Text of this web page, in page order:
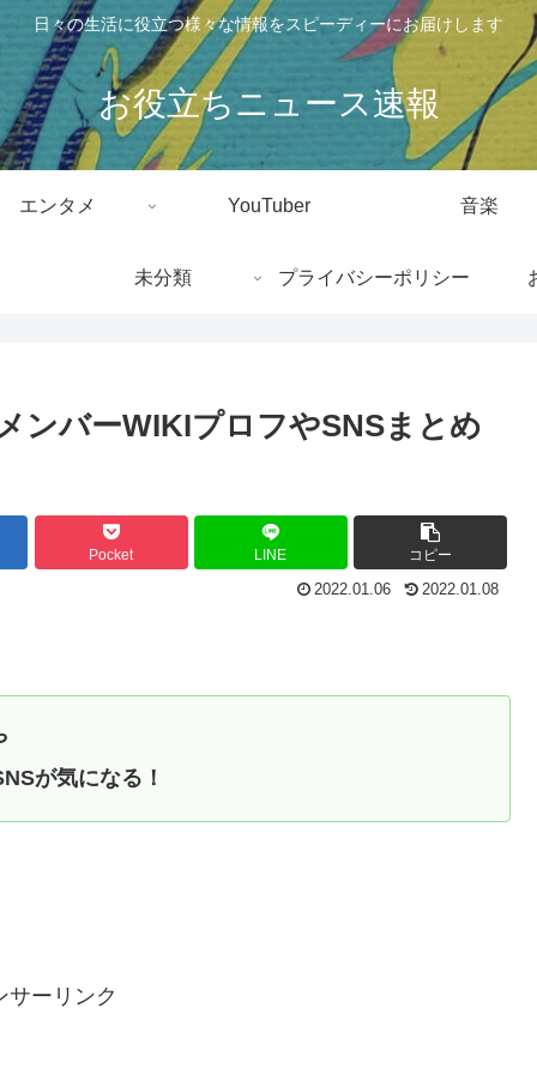
日々の生活に役立つ様々な情報をスピーディーにお届けします
お役立ちニュース速報
エンタメ YouTuber 音楽
未分類 プライバシーポリシー
ンバーWIKIプロフやSNSまとめ
Pocket LINE コピー
2022.01.06 2022.01.08
が気になる！
サーリンク